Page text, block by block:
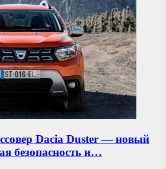
Dacia Duster — новый
безопасность и…